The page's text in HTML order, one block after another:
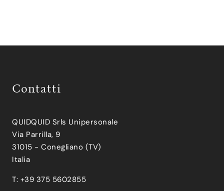
Contatti
QUIDQUID Srls Unipersonale
Via Parrilla, 9
31015 - Conegliano (TV)
Italia
T: +39 375 5602855